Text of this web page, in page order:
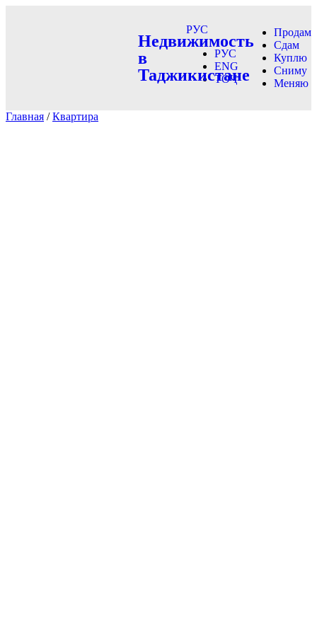
Недвижимость
в
Таджикистане
РУС
РУС
ENG
ТОҶ
Продам
Сдам
Куплю
Сниму
Меняю
Главная /Квартира